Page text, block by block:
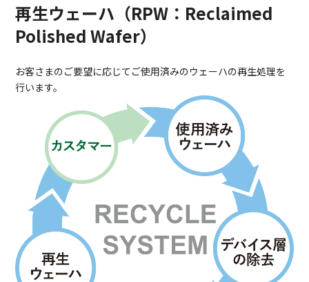
再生ウェーハ（RPW：Reclaimed
Polished Wafer）
お客さまのご要望に応じてご使用済みのウェーハの再生処理を
行います。